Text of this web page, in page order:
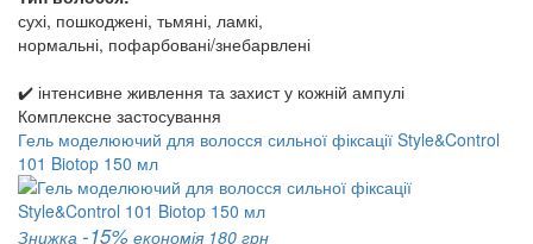
сухі, пошкоджені, тьмяні, ламкі,
нормальні, пофарбовані/знебарвлені
✔️ інтенсивне живлення та захист у кожній ампулі
Комплексне застосування
Гель моделюючий для волосся сильної фіксації Style&Control
101 Biotop 150 мл
Знижка -15% економія 180 грн